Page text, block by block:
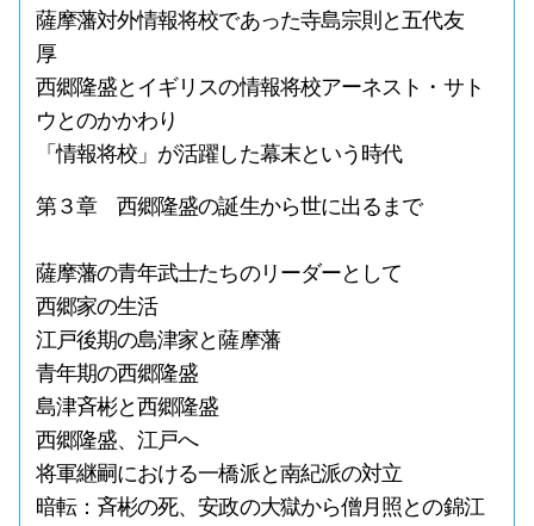
薩摩藩対外情報将校であった寺島宗則と五代友
厚
西郷隆盛とイギリスの情報将校アーネスト・サト
ウとのかかわり
「情報将校」が活躍した幕末という時代
第３章 西郷隆盛の誕生から世に出るまで
薩摩藩の青年武士たちのリーダーとして
西郷家の生活
江戸後期の島津家と薩摩藩
青年期の西郷隆盛
島津斉彬と西郷隆盛
西郷隆盛、江戸へ
将軍継嗣における一橋派と南紀派の対立
暗転：斉彬の死、安政の大獄から僧月照との錦江